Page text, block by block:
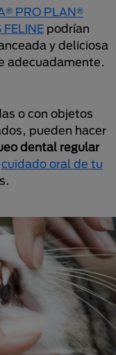
PRO PLAN®
FELINE podrían
y deliciosa
adecuadamente.
o con objetos
pueden hacer
dental regular
cuidado oral de tu